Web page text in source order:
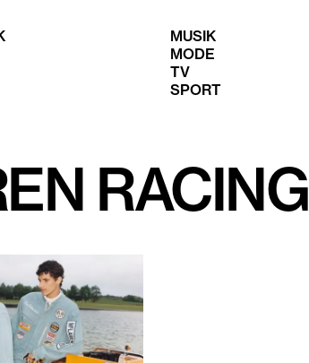
MUSIK
MODE
TV
SPORT
RACING